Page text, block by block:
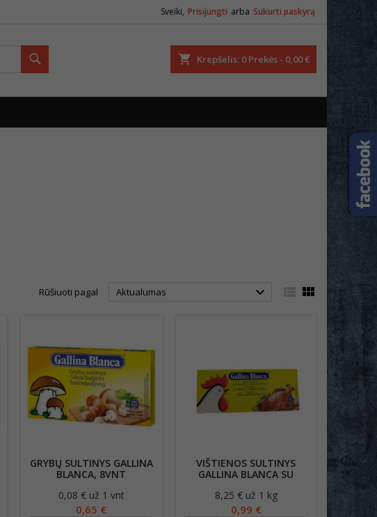
Sveiki, Prisijungti arba Sukurti paskyrą
Krepšelis 0 Prekės - 0,00 €
Rūšiuoti pagal Aktualumas  
GRYBŲ SULTINYS GALLINA
BLANCA, 8VNT
Kaina
0,08 € už 1 vnt
0,65 €
VIŠTIENOS SULTINYS
GALLINA BLANCA SU
120GKaina
8,25 € už 1 kg
0,99 €